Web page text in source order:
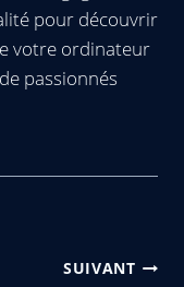
pour découvrir
votre ordinateur
passionnés
SUIVANT